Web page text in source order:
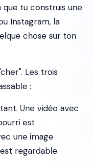
tu construis une
Instagram, la
chose sur ton
Les trois
:
Une vidéo avec
est
une image
regardable.